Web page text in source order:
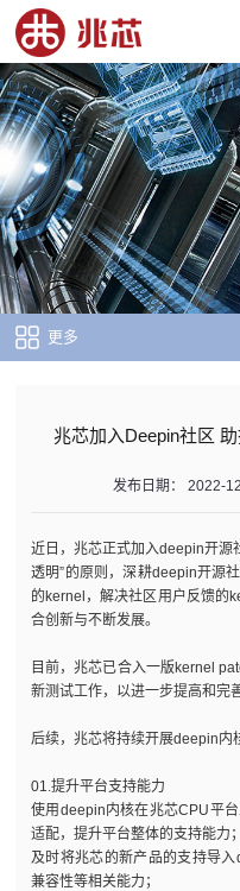
更多
兆芯加入Deepin社区
发布日期： 2022-
近日，兆芯正式加入deepin开源
透明”的原则，深耕deepin开源
的kernel，解决社区用户反馈的
合创新与不断发展。
目前，兆芯已合入一版kernel
新测试工作，以进一步提高和完
后续，兆芯将持续开展deepin内
01.提升平台支持能力
使用deepin内核在兆芯CPU平
适配，提升平台整体的支持能力；
及时将兆芯的新产品的支持导
兼容性等相关能力；